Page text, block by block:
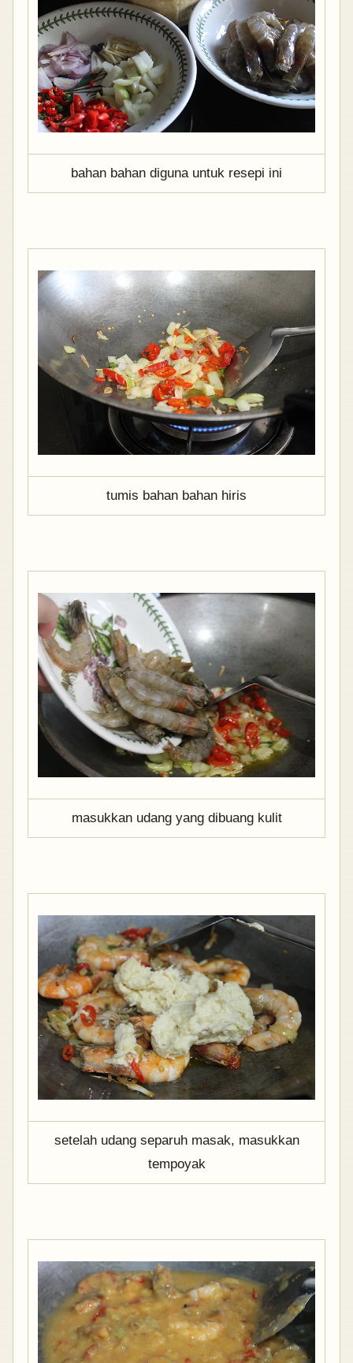
bahan bahan diguna untuk resepi ini
tumis bahan bahan hiris
masukkan udang yang dibuang kulit
setelah udang separuh masak, masukkan
tempoyak